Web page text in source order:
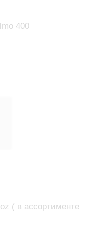
400
( в ассортименте